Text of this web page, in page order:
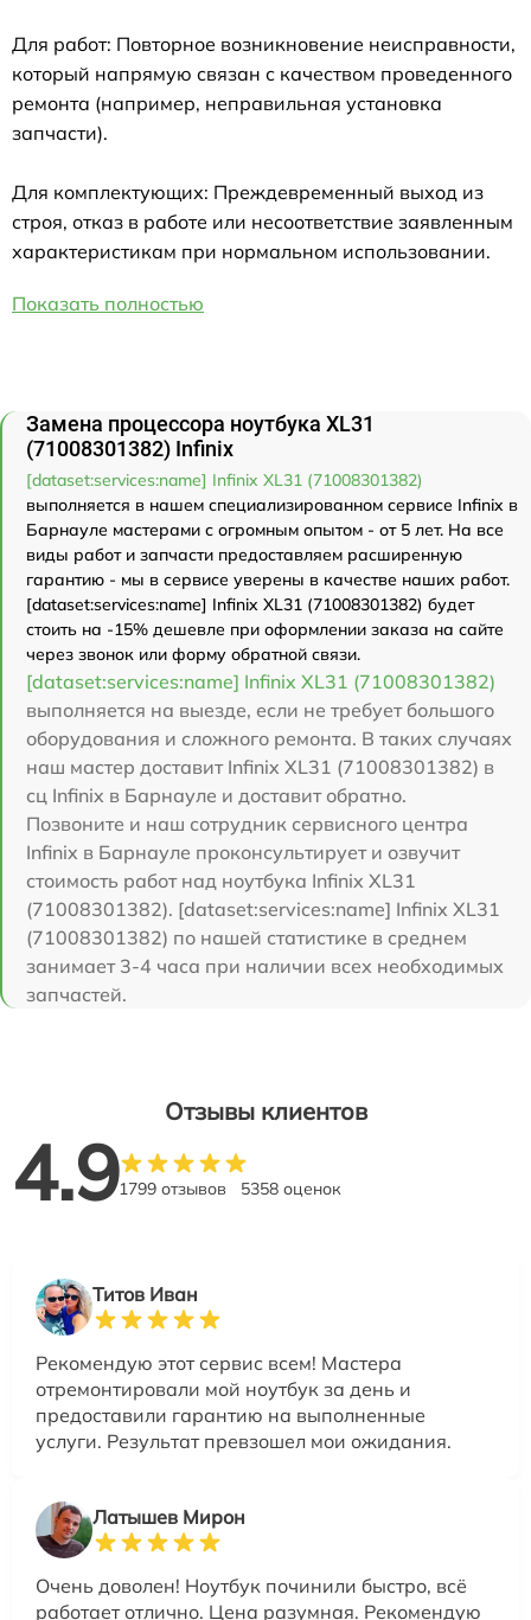
Для работ: Повторное возникновение неисправности,
который напрямую связан с качеством проведенного
ремонта (например, неправильная установка
запчасти).
Для комплектующих: Преждевременный выход из
строя, отказ в работе или несоответствие заявленным
характеристикам при нормальном использовании.
Показать полностью
Замена процессора ноутбука XL31
(71008301382) Infinix
[dataset:services:name] Infinix XL31 (71008301382)
выполняется в нашем специализированном сервисе Infinix в
Барнауле мастерами с огромным опытом - от 5 лет. На все
виды работ и запчасти предоставляем расширенную
гарантию - мы в сервисе уверены в качестве наших работ.
[dataset:services:name] Infinix XL31 (71008301382) будет
стоить на -15% дешевле при оформлении заказа на сайте
через звонок или форму обратной связи.
[dataset:services:name] Infinix XL31 (71008301382)
выполняется на выезде, если не требует большого
оборудования и сложного ремонта. В таких случаях
наш мастер доставит Infinix XL31 (71008301382) в
сц Infinix в Барнауле и доставит обратно.
Позвоните и наш сотрудник сервисного центра
Infinix в Барнауле проконсультирует и озвучит
стоимость работ над ноутбука Infinix XL31
(71008301382). [dataset:services:name] Infinix XL31
(71008301382) по нашей статистике в среднем
занимает 3-4 часа при наличии всех необходимых
запчастей.
Отзывы клиентов
4.91799 отзывов 5358 оценок
Титов Иван
Рекомендую этот сервис всем! Мастера
отремонтировали мой ноутбук за день и
предоставили гарантию на выполненные
услуги. Результат превзошел мои ожидания.
Латышев Мирон
Очень доволен! Ноутбук починили быстро, всё
работает отлично. Цена разумная. Рекомендую